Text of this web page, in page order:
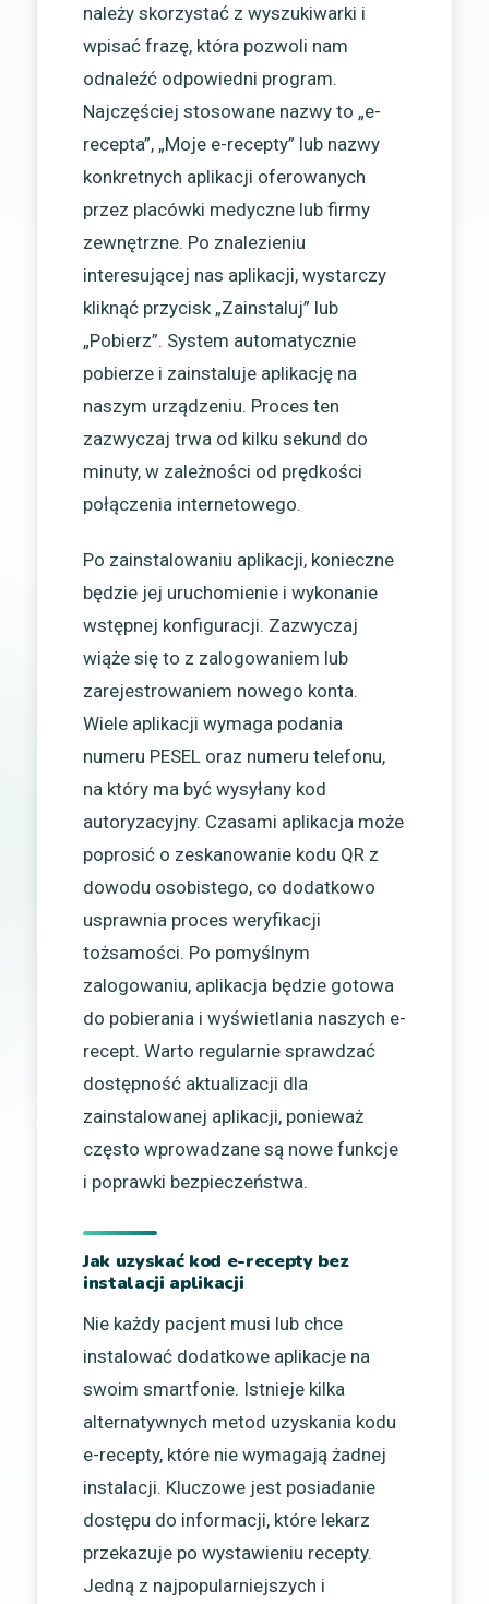
należy skorzystać z wyszukiwarki i
wpisać frazę, która pozwoli nam
odnaleźć odpowiedni program.
Najczęściej stosowane nazwy to „e-
recepta”, „Moje e-recepty” lub nazwy
konkretnych aplikacji oferowanych
przez placówki medyczne lub firmy
zewnętrzne. Po znalezieniu
interesującej nas aplikacji, wystarczy
kliknąć przycisk „Zainstaluj” lub
„Pobierz”. System automatycznie
pobierze i zainstaluje aplikację na
naszym urządzeniu. Proces ten
zazwyczaj trwa od kilku sekund do
minuty, w zależności od prędkości
połączenia internetowego.
Po zainstalowaniu aplikacji, konieczne
będzie jej uruchomienie i wykonanie
wstępnej konfiguracji. Zazwyczaj
wiąże się to z zalogowaniem lub
zarejestrowaniem nowego konta.
Wiele aplikacji wymaga podania
numeru PESEL oraz numeru telefonu,
na który ma być wysyłany kod
autoryzacyjny. Czasami aplikacja może
poprosić o zeskanowanie kodu QR z
dowodu osobistego, co dodatkowo
usprawnia proces weryfikacji
tożsamości. Po pomyślnym
zalogowaniu, aplikacja będzie gotowa
do pobierania i wyświetlania naszych e-
recept. Warto regularnie sprawdzać
dostępność aktualizacji dla
zainstalowanej aplikacji, ponieważ
często wprowadzane są nowe funkcje
i poprawki bezpieczeństwa.
Jak uzyskać kod e-recepty bez
instalacji aplikacji
Nie każdy pacjent musi lub chce
instalować dodatkowe aplikacje na
swoim smartfonie. Istnieje kilka
alternatywnych metod uzyskania kodu
e-recepty, które nie wymagają żadnej
instalacji. Kluczowe jest posiadanie
dostępu do informacji, które lekarz
przekazuje po wystawieniu recepty.
Jedną z najpopularniejszych i